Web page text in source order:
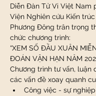
Diễn Đàn Tử Vi Việt Nam
Viện Nghiên cứu Kiến
Phương Đông trân trọng
chức chương trình:
“XEM SỐ ĐẦU XUÂN
ĐOÁN VẬN HẠN NĂM
Chương trình tư vấn, luận
các vấn đề xoay quanh
Công việc - sự nghiệp